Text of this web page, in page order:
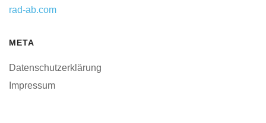
rad-ab.com
META
Datenschutzerklärung
Impressum